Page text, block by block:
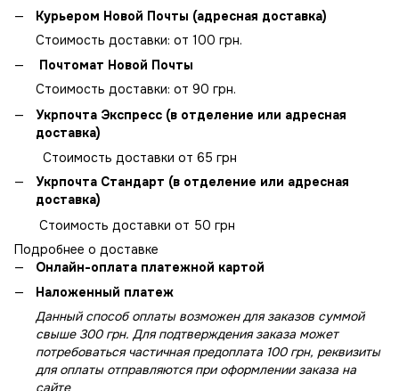
Курьером Новой Почты (адресная доставка)
Стоимость доставки: от 100 грн.
Почтомат Новой Почты
Стоимость доставки: от 90 грн.
Укрпочта Экспресс (в отделение или адресная
доставка)
Стоимость доставки от 65 грн
Укрпочта Стандарт (в отделение или адресная
доставка)
Стоимость доставки от 50 грн
Подробнее о доставке
Онлайн-оплата платежной картой
Наложенный платеж
Данный способ оплаты возможен для заказов суммой
свыше 300 грн. Для подтверждения заказа может
потребоваться частичная предоплата 100 грн, реквизиты
для оплаты отправляются при оформлении заказа на
сайте